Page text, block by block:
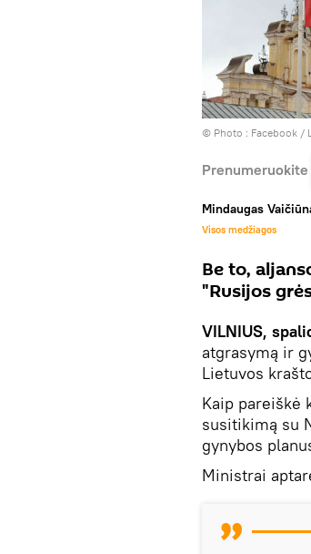
© Photo : Facebook /
Prenumeruokite
Mindaugas
Visos medžiagos
Be to,
"Rusijos
VILNIUS,
atgrasymą ir
Lietuvos
Kaip pareiškė
susitikimą su
gynybos
Ministrai